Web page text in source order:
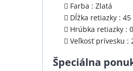
Farba : Zlatá
Dĺžka retiazky : 45
Hrúbka retiazky :
Veľkosť prívesku :
Špeciálna